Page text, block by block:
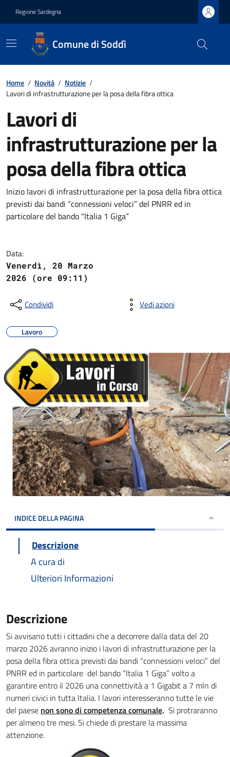
Regione Sardegna
Comune di Soddì
Home / Novità / Notizie /
Lavori di infrastrutturazione per la posa della fibra ottica
Lavori di
infrastrutturazione per la
posa della fibra ottica
Inizio lavori di infrastrutturazione per la posa della fibra ottica
previsti dai bandi “connessioni veloci” del PNRR ed in
particolare del bando “Italia 1 Giga”
Data:
Venerdì, 20 Marzo
2026 (ore 09:11)
Condividi Vedi azioni
Lavoro
INDICE DELLA PAGINA
Descrizione
A cura di
Ulteriori Informazioni
Descrizione
Si avvisano tutti i cittadini che a decorrere dalla data del 20
marzo 2026 avranno inizio i lavori di infrastrutturazione per la
posa della fibra ottica previsti dai bandi “connessioni veloci” del
PNRR ed in particolare del bando “Italia 1 Giga” volto a
garantire entro il 2026 una connettività a 1 Gigabit a 7 mln di
numeri civici in tutta Italia. I lavori interesseranno tutte le vie
del paese non sono di competenza comunale. Si protraranno
per almeno tre mesi. Si chiede di prestare la massima
attenzione.